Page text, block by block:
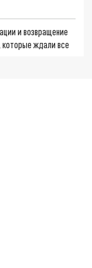
и возвращение
которые ждали все